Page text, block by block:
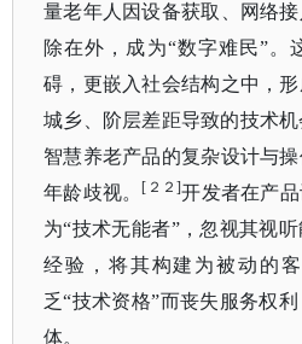
量老年人因设备获取、网络
除在外，成为“数字难民”。
碍，更嵌入社会结构之中，
城乡、阶层差距导致的技术机
智慧养老产品的复杂设计与
年龄歧视。[２２]开发者在产
为“技术无能者”，忽视其视
经验，将其构建为被动的
乏“技术资格”而丧失服务权
体。